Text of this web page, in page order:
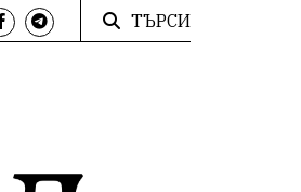
ТЪРСИ